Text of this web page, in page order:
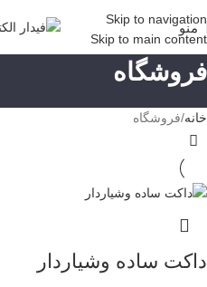
Skip to navigation
Skip to main content
منو
فروشگاه
خانه فروشگاه
داکت ساده وشیاردار